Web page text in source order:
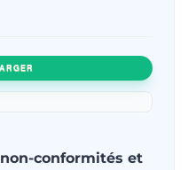
conformités et